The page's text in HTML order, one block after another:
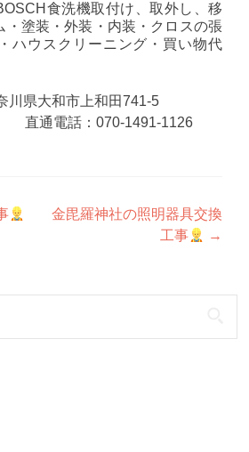
食洗機取付け、取外し、移
・塗装・外装・内装・クロスの張
ハウスクリーニング・買い物代
県大和市上和田741-5
直通電話：070-1491-1126
金毘羅神社の照明器具交換
工事
→